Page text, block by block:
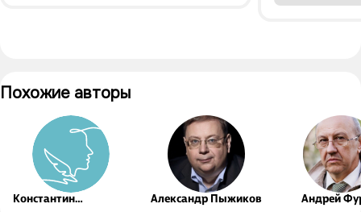
Похожие авторы
Константин
Александр Пыжиков Андрей